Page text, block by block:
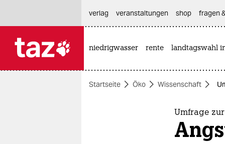
themen
verlag
veranstaltungen shop fragen
niedrigwasser rente landtagswahl
Startseite Öko Wissenschaft
Umfrage